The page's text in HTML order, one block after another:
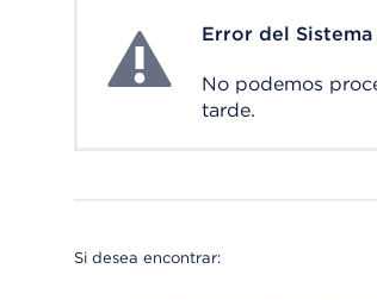
System ErrorError del Sistema
No podemos
tarde.
Si desea encontrar: